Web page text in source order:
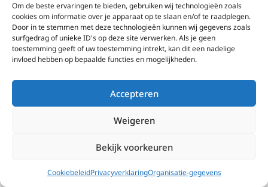
Om de beste ervaringen te bieden, gebruiken wij technologieën zoals
cookies om informatie over je apparaat op te slaan en/of te raadplegen.
Door in te stemmen met deze technologieën kunnen wij gegevens zoals
surfgedrag of unieke ID's op deze site verwerken. Als je geen
toestemming geeft of uw toestemming intrekt, kan dit een nadelige
invloed hebben op bepaalde functies en mogelijkheden.
Accepteren
Weigeren
Bekijk voorkeuren
CookiebeleidPrivacyverklaringOrganisatie-gegevens
voor EWTN’s National Catholic Register.
Hij heeft ook verslag gedaan van de
Heilige Stoel en de katholieke Kerk
voor een aantal andere publicaties,
waaronderNewsweek,Newsmax,Zenit,
The Catholic HeraldenThe Holy Land
, een franciscaanse publicatie
die gespecialiseerd is in de Kerk en het
Midden-Oosten. Edward is de auteur
Cardinal Candidates(Sophia Institute